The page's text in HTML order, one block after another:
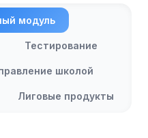
модуль
Тестирование
школой
Лиговые продукты